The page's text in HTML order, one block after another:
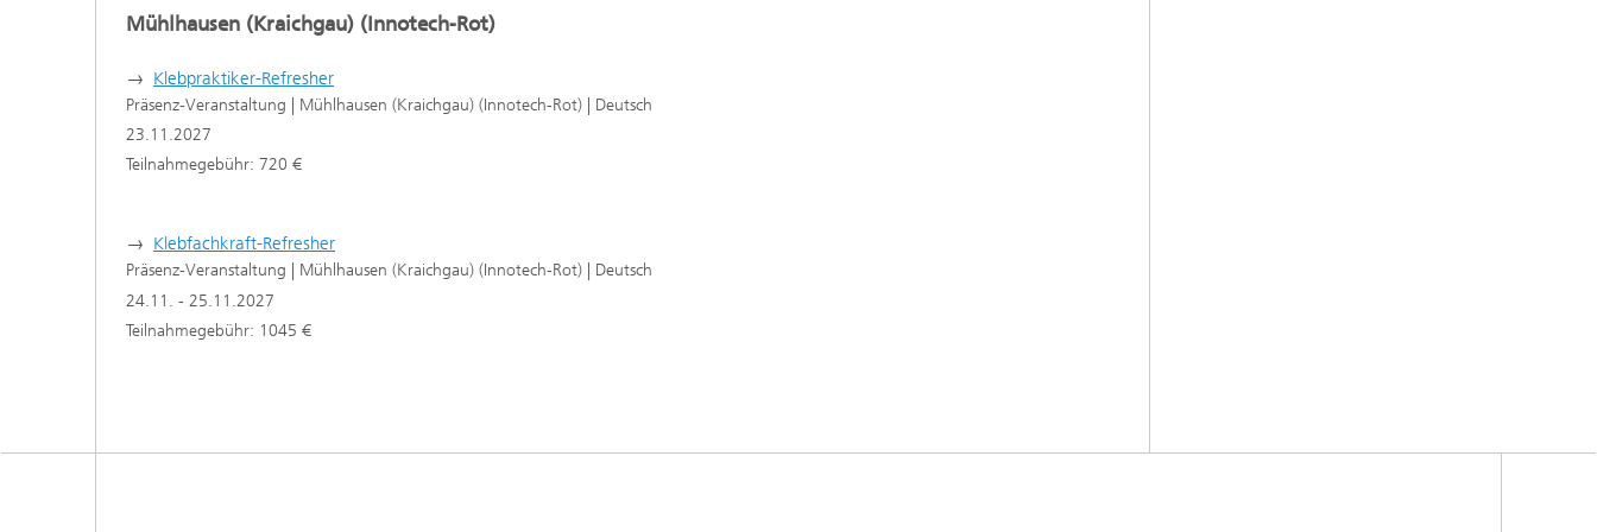
Mühlhausen (Kraichgau) (Innotech-Rot)
→ Klebpraktiker-Refresher
Präsenz-Veranstaltung | Mühlhausen (Kraichgau) (Innotech-Rot) | Deutsch
23.11.2027
Teilnahmegebühr: 720 €
→ Klebfachkraft-Refresher
Präsenz-Veranstaltung | Mühlhausen (Kraichgau) (Innotech-Rot) | Deutsch
24.11. - 25.11.2027
Teilnahmegebühr: 1045 €